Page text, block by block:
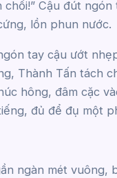
chối!” Cậu đút
lồn phun nước.
tay cậu ướt
Thành Tấn tách
hông, đâm cặc
đủ để đụ một
ngàn mét vuông,